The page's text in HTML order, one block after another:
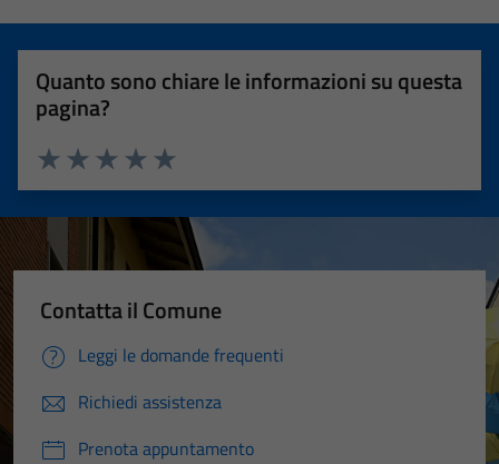
Quanto sono chiare le informazioni su questa
pagina?
Valuta 5 stelle su 5
Valuta 4 stelle su 5
Valuta 3 stelle su 5
Valuta 2 stelle su 5
Valuta 1 stelle su 5
Contatta il Comune
Leggi le domande frequenti
Richiedi assistenza
Prenota appuntamento